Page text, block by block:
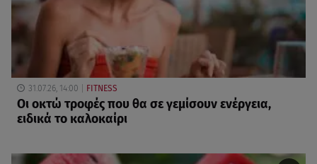
31.07.26, 14:00 FITNESS
Oι οκτώ τροφές που θα σε γεμίσουν ενέργεια,
ειδικά το καλοκαίρι